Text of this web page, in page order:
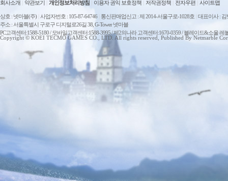
회사소개 약관보기 개인정보처리방침 이용자 권익 보호정책 저작권정책 전자우편 사이트맵
상호 : 넷마블(주) 사업자번호 : 105-87-64746 통신판매업신고 : 제 2014-서울구로-1028호 대표이사 : 김
주소 : 서울특별시 구로구 디지털로26길 38, G-Tower 넷마블
PC고객센터:1588-5180 / 모바일고객센터:1588-3995 / 제2의나라 고객센터:1670-0359 / 블레이드&소울
Copyright © KOEI TECMO GAMES CO., LTD. All rights reserved, Published By Netmarble